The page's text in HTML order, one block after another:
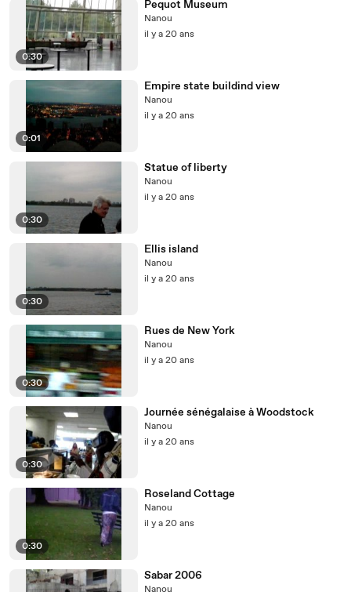
0:30
Pequot Museum
Nanou
il y a 20 ans
0:01
Empire state buildind view
Nanou
il y a 20 ans
0:30
Statue of liberty
Nanou
il y a 20 ans
0:30
Ellis island
Nanou
il y a 20 ans
0:30
Rues de New York
Nanou
il y a 20 ans
0:30
Journée sénégalaise à Woodstock
Nanou
il y a 20 ans
0:30
Roseland Cottage
Nanou
il y a 20 ans
Sabar 2006